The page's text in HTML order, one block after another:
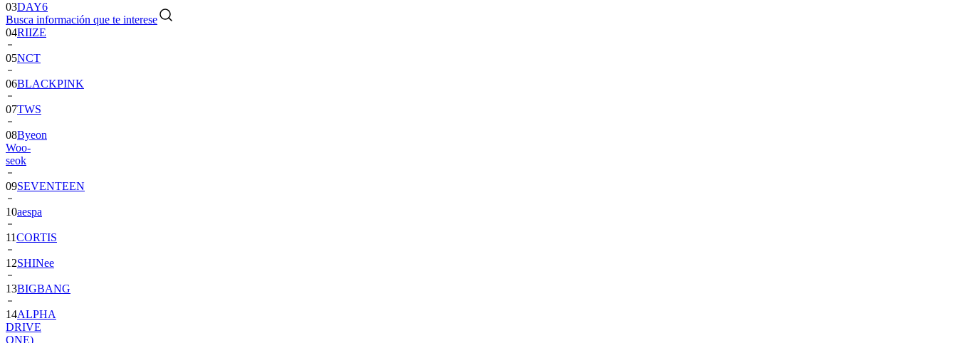
Busca información que te interese
03DAY6
04RIIZE
05NCT
06BLACKPINK
07TWS
08Byeon
Woo-
seok
09SEVENTEEN
10aespa
11CORTIS
12SHINee
13BIGBANG
14ALPHA
DRIVE
ONE)